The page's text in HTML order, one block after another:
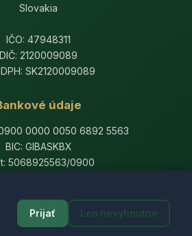
Prijať Len nevyhnutné
Slovakia
IČO: 47948311
DIČ: 2120009089
SK2120009089
údaje
0900 0000 0050 6892 5563
BIC: GIBASKBX
5068925563/0900